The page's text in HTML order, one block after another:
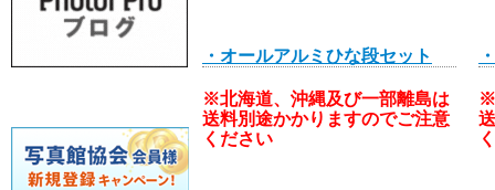
・オールアルミひな段セット
※北海道、沖縄及び一部離島は
送料別途かかりますのでご注意
ください
※